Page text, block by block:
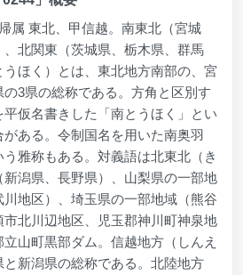
属 東北、甲信越。南東北（宮城
北関東（茨城県、栃木県、群馬
ほく）とは、東北地方南部の、宮
3県の総称である。方角と区別す
仮名書きした「南とうほく」とい
ある。令制国名を用いた南奥羽
う雅称もある。対義語は北東北（き
潟県、長野県）、山梨県の一部地
地区）、埼玉県の一部地域（熊谷
北川辺地区、児玉郡神川町神泉地
山町黒部ダム。信越地方（しんえ
新潟県の総称である。北陸地方